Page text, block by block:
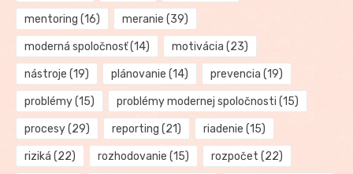
mentoring (16) meranie (39)
moderná spoločnosť(14) motivácia (23)
nástroje (19) plánovanie (14) prevencia (19)
problémy(15) problémy modernej spoločnosti (15)
procesy(29) reporting (21) riadenie (15)
riziká (22) rozhodovanie (15) rozpočet (22)